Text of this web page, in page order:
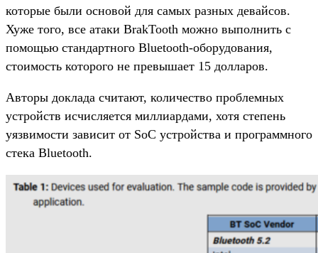
которые были основой для самых разных девайсов.
Хуже того, все атаки BrakTooth можно выполнить с
помощью стандартного Bluetooth-оборудования,
стоимость которого не превышает 15 долларов.
Авторы доклада считают, количество проблемных
устройств исчисляется миллиардами, хотя степень
уязвимости зависит от SoC устройства и программного
стека Bluetooth.